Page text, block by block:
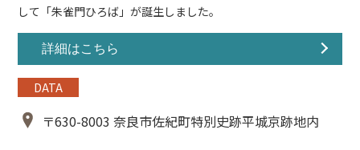
して「朱雀門ひろば 」が誕生しました。
詳細はこちら
DATA
〒630-8003 奈良市佐紀町特別史跡平城京跡地内